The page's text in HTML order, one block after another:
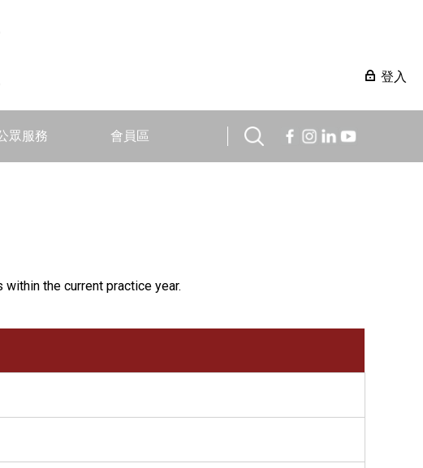
登入
眾服務 會員區
the current practice year.